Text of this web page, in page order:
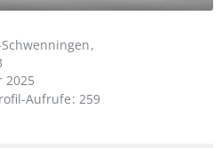
2025
Aufrufe 259